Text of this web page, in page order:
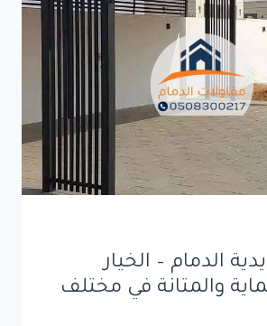
الدمام – الخيار
والمتانة في مختلف